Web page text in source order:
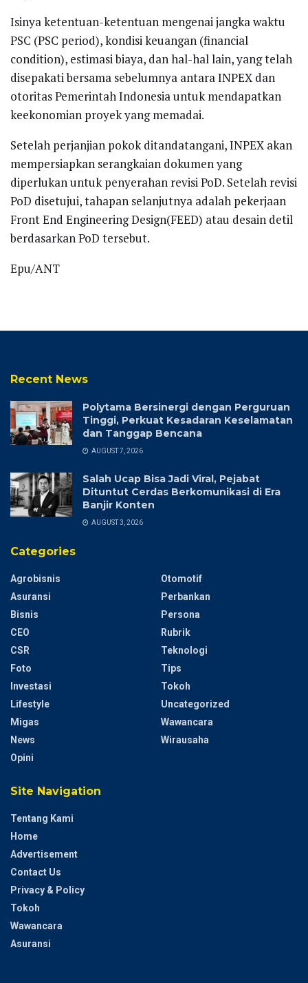
Isinya ketentuan-ketentuan mengenai jangka waktu
PSC (PSC period), kondisi keuangan (financial
condition), estimasi biaya, dan hal-hal lain, yang telah
disepakati bersama sebelumnya antara INPEX dan
otoritas Pemerintah Indonesia untuk mendapatkan
keekonomian proyek yang memadai.
Setelah perjanjian pokok ditandatangani, INPEX akan
mempersiapkan serangkaian dokumen yang
diperlukan untuk penyerahan revisi PoD. Setelah revisi
PoD disetujui, tahapan selanjutnya adalah pekerjaan
Front End Engineering Design(FEED) atau desain detil
berdasarkan PoD tersebut.
Epu/ANT
Recent News
Polytama Bersinergi dengan Perguruan
Tinggi, Perkuat Kesadaran Keselamatan
dan Tanggap Bencana
AUGUST 7, 2026
Salah Ucap Bisa Jadi Viral, Pejabat
Dituntut Cerdas Berkomunikasi di Era
Banjir Konten
AUGUST 3, 2026
Categories
Agrobisnis
Asuransi
Bisnis
CEO
CSR
Foto
Investasi
Lifestyle
Migas
News
Opini
Otomotif
Perbankan
Persona
Rubrik
Teknologi
Tips
Tokoh
Uncategorized
Wawancara
Wirausaha
Site Navigation
Tentang Kami
Home
Advertisement
Contact Us
Privacy & Policy
Tokoh
Wawancara
Asuransi